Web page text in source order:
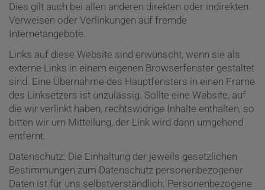
Dies gilt auch bei allen anderen direkten oder indirekten
Verweisen oder Verlinkungen auf fremde
Internetangebote.
Links auf diese Website sind erwünscht, wenn sie als
externe Links in einem eigenen Browserfenster gestaltet
sind. Eine Übernahme des Hauptfensters in einen Frame
des Linksetzers ist unzulässig. Sollte eine Website, auf
die wir verlinkt haben, rechtswidrige Inhalte enthalten, so
bitten wir um Mitteilung, der Link wird dann umgehend
entfernt.
Datenschutz: Die Einhaltung der jeweils gesetzlichen
Bestimmungen zum Datenschutz personenbezogener
Daten ist für uns selbstverständlich. Personenbezogene